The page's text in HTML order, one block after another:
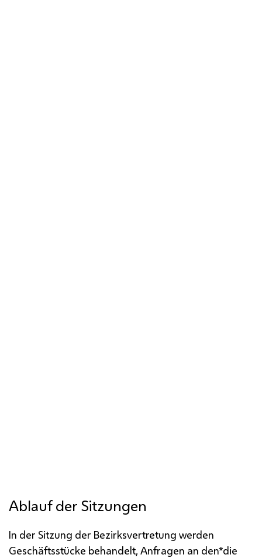
Ablauf der Sitzungen
In der Sitzung der Bezirksvertretung werden
Geschäftsstücke behandelt, Anfragen an den*die